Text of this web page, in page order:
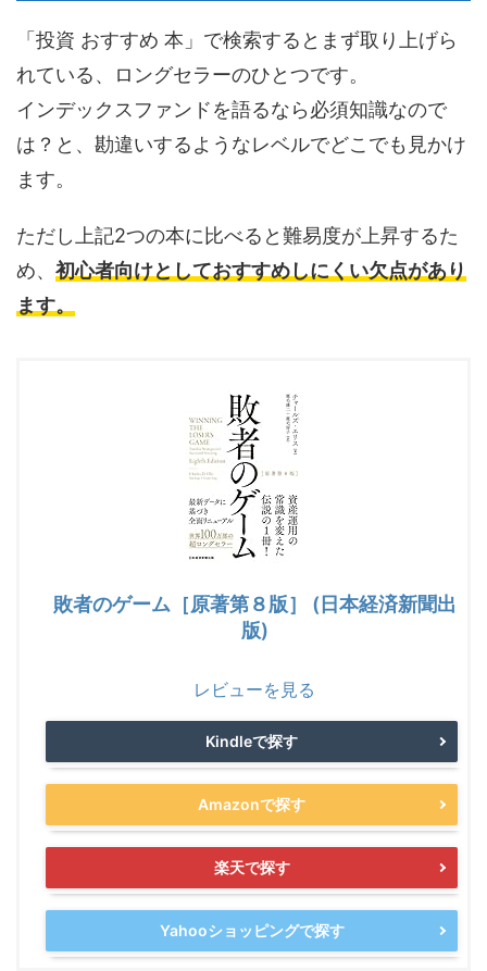
「投資 おすすめ 本」で検索するとまず取り上げら
れている、ロングセラーのひとつです。
インデックスファンドを語るなら必須知識なので
は？と、勘違いするようなレベルでどこでも見かけ
ます。
ただし上記2つの本に比べると難易度が上昇するた
め、 初心者向けとしておすすめしにくい欠点があり
ます。
敗者のゲーム［原著第８版］ (日本経済新聞出
版)
レビューを見る
Kindleで探す
Amazonで探す
楽天で探す
Yahooショッピングで探す